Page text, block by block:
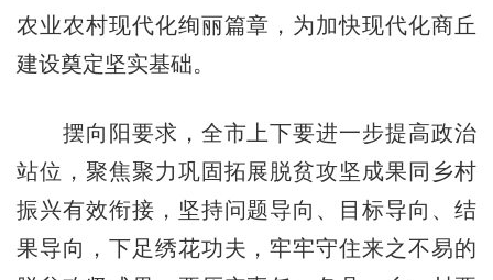
农业农村现代化绚丽篇章，为加快现代化商丘
建设奠定坚实基础。
摆向阳要求，全市上下要进一步提高政治
站位，聚焦聚力巩固拓展脱贫攻坚成果同乡村
振兴有效衔接，坚持问题导向、目标导向、结
果导向，下足绣花功夫，牢牢守住来之不易的